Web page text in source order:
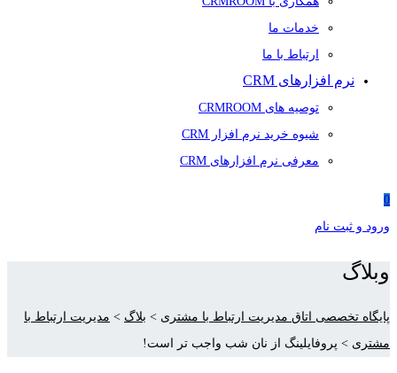
خدمات ما
ارتباط با ما
نرم افزارهای CRM
توصیه های CRMROOM
شیوه خرید نرم افزار CRM
معرفی نرم افزارهای CRM
0
ورود و ثبت نام
وبلاگ
پایگاه تخصصی اتاق مدیریت ارتباط با مشتری > بلاگ > مدیریت ارتباط با
مشتری > پروفایلینگ از نان شب واجب تر است!